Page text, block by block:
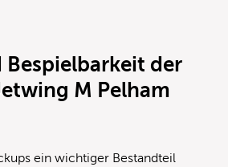
Bespielbarkeit der
M Pelham
ein wichtiger Bestandteil